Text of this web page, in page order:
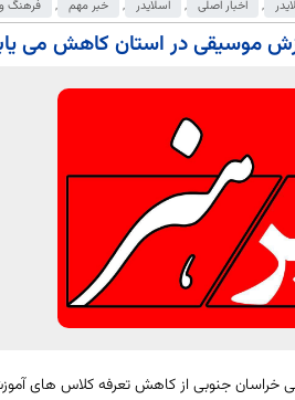
, اخبار اصلی , اسلایدر , خبر مهم , فرهنگ
موسیقی در استان کاهش می
خراسان جنوبی از کاهش تعرفه کلاس های